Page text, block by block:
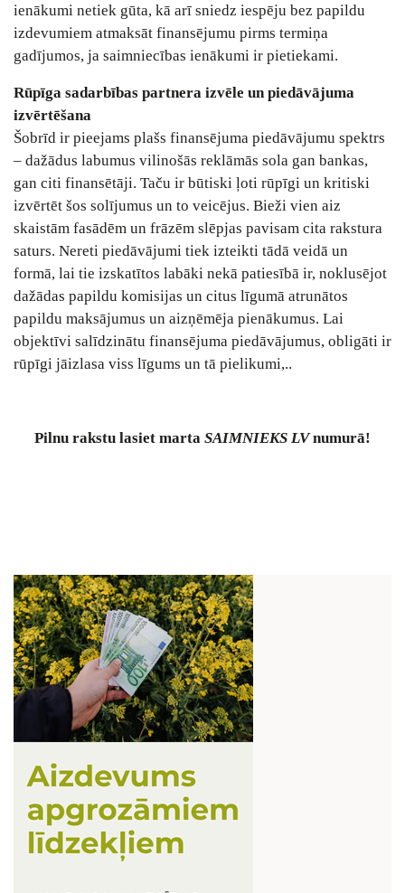
ienākumi netiek gūta, kā arī sniedz iespēju bez papildu
izdevumiem atmaksāt finansējumu pirms termiņa
gadījumos, ja saimniecības ienākumi ir pietiekami.
Rūpīga sadarbības partnera izvēle un piedāvājuma
izvērtēšana
Šobrīd ir pieejams plašs finansējuma piedāvājumu spektrs
– dažādus labumus vilinošās reklāmās sola gan bankas,
gan citi finansētāji. Taču ir būtiski ļoti rūpīgi un kritiski
izvērtēt šos solījumus un to veicējus. Bieži vien aiz
skaistām fasādēm un frāzēm slēpjas pavisam cita rakstura
saturs. Nereti piedāvājumi tiek izteikti tādā veidā un
formā, lai tie izskatītos labāki nekā patiesībā ir, noklusējot
dažādas papildu komisijas un citus līgumā atrunātos
papildu maksājumus un aizņēmēja pienākumus. Lai
objektīvi salīdzinātu finansējuma piedāvājumus, obligāti ir
rūpīgi jāizlasa viss līgums un tā pielikumi,..
Pilnu rakstu lasiet marta SAIMNIEKS LVnumurā!